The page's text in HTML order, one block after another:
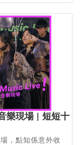
樂現場 | 短短十
，點知係意外收